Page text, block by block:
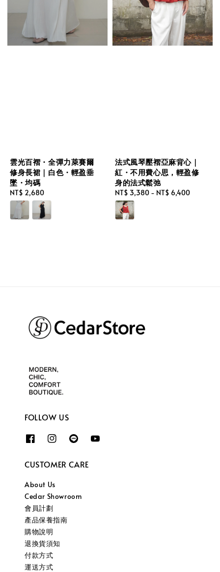
雲光百褶・全彈力萊賽爾
修身長裙｜白色・輕盈垂
墜・均碼
Regular
price
NT$ 2,680
法式風琴壓褶亞麻背心｜
紅・不用費心思，輕盈修
身的法式鬆弛
Regular
price
NT$ 3,380 - NT$ 6,400
FOLLOW US
CUSTOMER CARE
About Us
Cedar Showroom
會員計劃
產品保養指南
購物說明
退換貨須知
付款方式
運送方式